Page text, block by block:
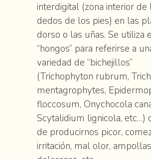
interdigital (zona interior de
dedos de los pies) en las
dorso o las uñas. Se utiliza
“hongos” para referirse a
variedad de “bichejillos”
(Trichophyton rubrum,
mentagrophytes,
floccosum, Onychocola
Scytalidium lignicola, etc…)
de producirnos picor,
irritación, mal olor,